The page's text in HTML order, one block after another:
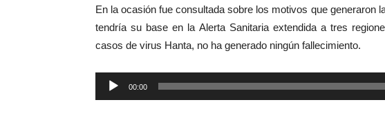
En la ocasión fue consultada sobre los motivos que generaron
tendría su base en la Alerta Sanitaria extendida a tres
casos de virus Hanta, no ha generado ningún fallecimiento.
Reproductor
de
00:00